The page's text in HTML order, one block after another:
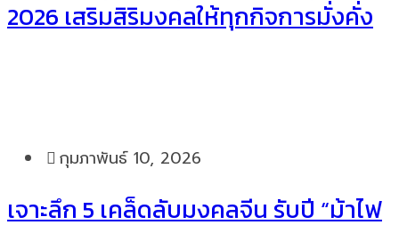
2026 เสริมสิริมงคลให้ทุกกิจการมั่งคั่ง
กุมภาพันธ์ 10, 2026
เจาะลึก 5 เคล็ดลับมงคลจีน รับปี “ม้าไฟ